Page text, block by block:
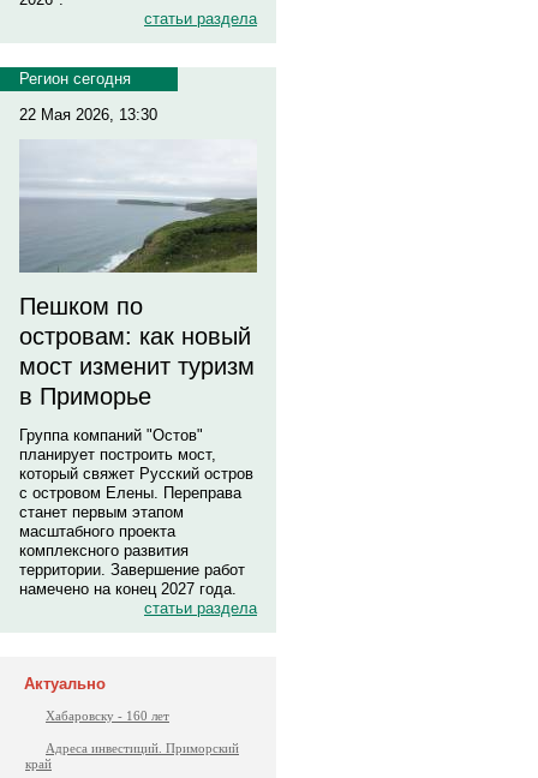
статьи раздела
Регион сегодня
22 Мая 2026, 13:30
Пешком по
островам: как новый
мост изменит туризм
в Приморье
Группа компаний "Остов"
планирует построить мост,
который свяжет Русский остров
с островом Елены. Переправа
станет первым этапом
масштабного проекта
комплексного развития
территории. Завершение работ
намечено на конец 2027 года.
статьи раздела
Актуально
Хабаровску - 160 лет
Адреса инвестиций. Приморский
край